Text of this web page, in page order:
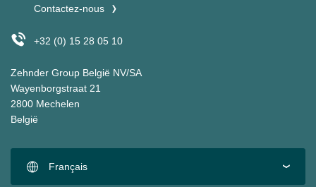
Contactez-nous
+32 (0) 15 28 05 10
Zehnder Group België NV/SA
Wayenborgstraat 21
2800 Mechelen
België
Français